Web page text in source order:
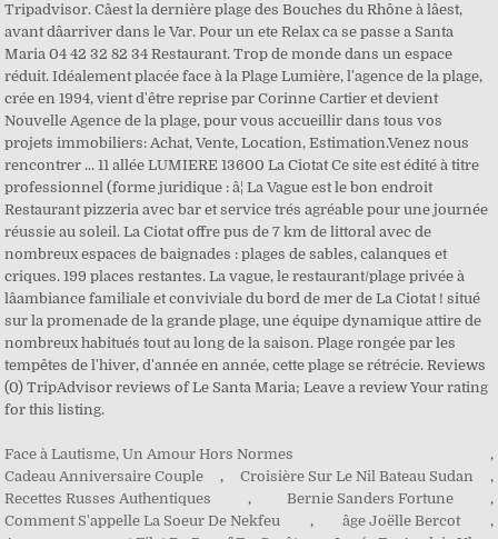
Tripadvisor. Câest la dernière plage des Bouches du Rhône à lâest,
avant dâarriver dans le Var. Pour un ete Relax ca se passe a Santa
Maria 04 42 32 82 34 Restaurant. Trop de monde dans un espace
réduit. Idéalement placée face à la Plage Lumière, l'agence de la plage,
crée en 1994, vient d'être reprise par Corinne Cartier et devient
Nouvelle Agence de la plage, pour vous accueillir dans tous vos
projets immobiliers: Achat, Vente, Location, Estimation.Venez nous
rencontrer ... 11 allée LUMIERE 13600 La Ciotat Ce site est édité à titre
professionnel (forme juridique : â¦ La Vague est le bon endroit
Restaurant pizzeria avec bar et service trés agréable pour une journée
réussie au soleil. La Ciotat offre pus de 7 km de littoral avec de
nombreux espaces de baignades : plages de sables, calanques et
criques. 199 places restantes. La vague, le restaurant/plage privée à
lâambiance familiale et conviviale du bord de mer de La Ciotat ! situé
sur la promenade de la grande plage, une équipe dynamique attire de
nombreux habitués tout au long de la saison. Plage rongée par les
tempêtes de l'hiver, d'année en année, cette plage se rétrécie. Reviews
(0) TripAdvisor reviews of Le Santa Maria; Leave a review Your rating
for this listing.
Face à Lautisme, Un Amour Hors Normes
,
Cadeau Anniversaire Couple
, Croisière Sur Le Nil Bateau Sudan
,
Recettes Russes Authentiques
, Bernie Sanders Fortune
,
Comment S'appelle La Soeur De Nekfeu
, âge Joëlle Bercot
,